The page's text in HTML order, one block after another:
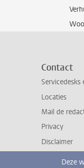
Contact
Servicedesks
Locaties
Mail de
Privacy
Disclaimer
Deze